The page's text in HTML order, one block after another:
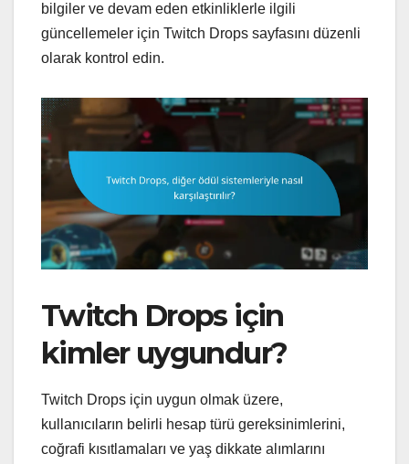
bilgiler ve devam eden etkinliklerle ilgili
güncellemeler için Twitch Drops sayfasını düzenli
olarak kontrol edin.
Twitch Drops için
kimler uygundur?
Twitch Drops için uygun olmak üzere,
kullanıcıların belirli hesap türü gereksinimlerini,
coğrafi kısıtlamaları ve yaş dikkate alımlarını